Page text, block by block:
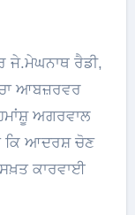
ਰੈਡੀ,
ਆਬਜ਼ਰਵਰ
ਅਗਰਵਾਲ
ਕਿ ਆਦਰਸ਼ ਚੋਣ
ਕਾਰਵਾਈ